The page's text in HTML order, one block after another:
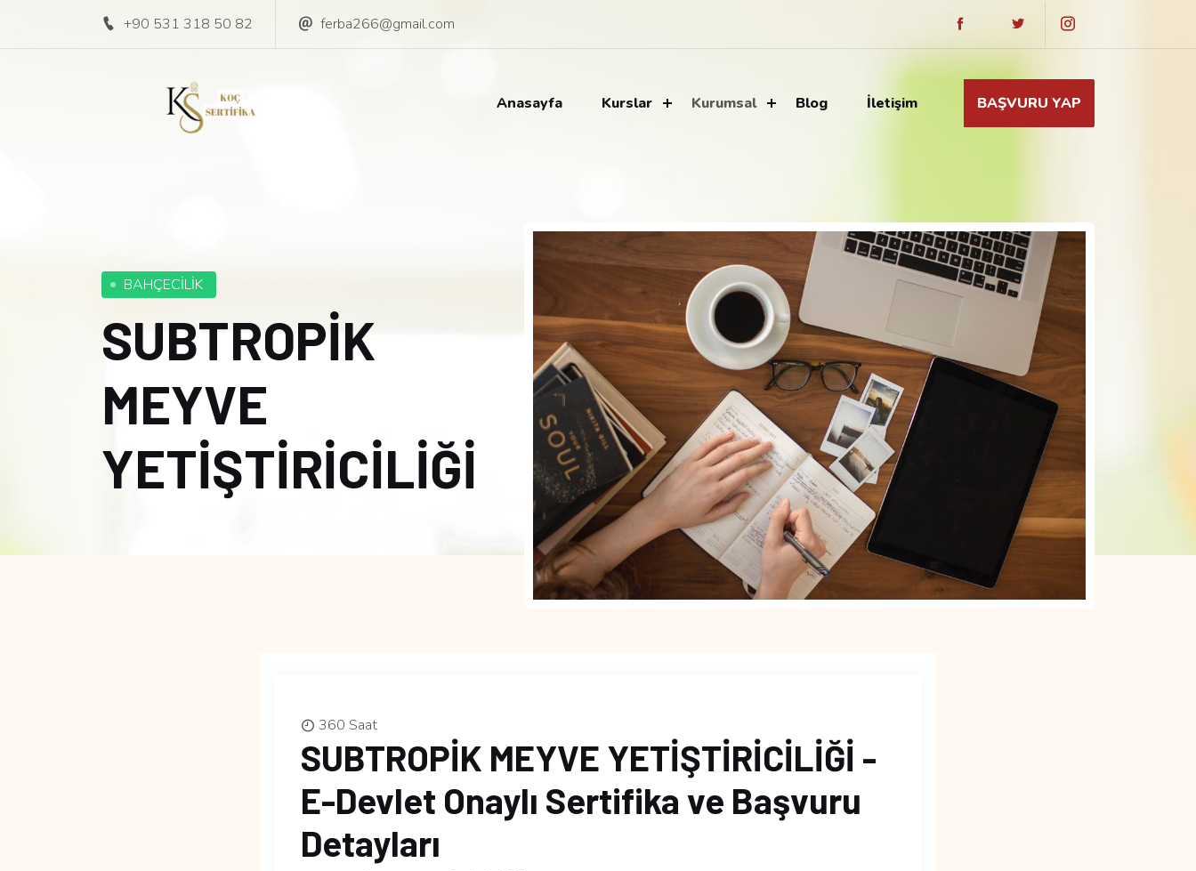
+90 531 318 50 82 ferba266@gmail.com
Anasayfa Kurslar Kurumsal Blog İletişim BAŞVURU YAP
BAHÇECİLİK
SUBTROPİK
MEYVE
YETİŞTİRİCİLİĞİ
360 Saat
SUBTROPİK MEYVE YETİŞTİRİCİLİĞİ -
E-Devlet Onaylı Sertifika ve Başvuru
Detayları